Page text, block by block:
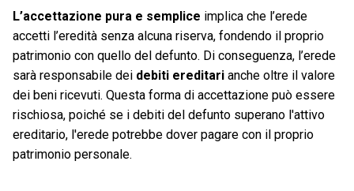
L’accettazione pura e semplice implica che l’erede
accetti l’eredità senza alcuna riserva, fondendo il proprio
patrimonio con quello del defunto. Di conseguenza, l’erede
sarà responsabile dei debiti ereditari anche oltre il valore
dei beni ricevuti. Questa forma di accettazione può essere
rischiosa, poiché se i debiti del defunto superano l'attivo
ereditario, l'erede potrebbe dover pagare con il proprio
patrimonio personale.